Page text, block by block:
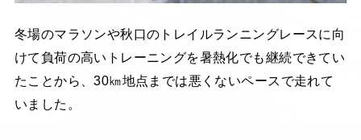
冬場のマラソンや秋口のトレイルランニングレースに向
けて負荷の高いトレーニングを暑熱化でも継続できてい
たことから、30㎞地点までは悪くないペースで走れて
いました。